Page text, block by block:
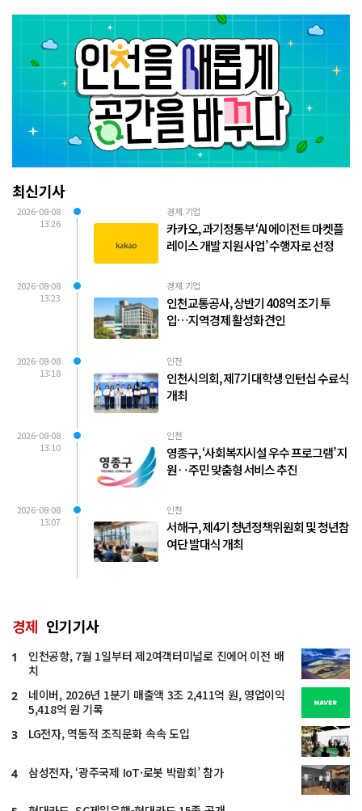
최신기사
2026-08-08
13:26
경제.기업
카카오, 과기정통부 ‘AI 에이전트 마켓플
레이스 개발 지원 사업’ 수행자로 선정
2026-08-08
13:23
경제.기업
인천교통공사, 상반기 408억 조기 투
입…지역경제 활성화 견인
2026-08-08
13:18
인천
인천시의회, 제7기 대학생 인턴십 수료식
개최
2026-08-08
13:10
인천
영종구, ‘사회복지시설 우수 프로그램’ 지
원‥주민 맞춤형 서비스 추진
2026-08-08
13:07
인천
서해구, 제4기 청년정책위원회 및 청년참
여단 발대식 개최
경제 인기기사
1
인천공항, 7월 1일부터 제2여객터미널로 진에어 이전 배
치
2
네이버, 2026년 1분기 매출액 3조 2,411억 원, 영업이익
5,418억 원 기록
3 LG전자, 역동적 조직문화 속속 도입
4 삼성전자, ‘광주국제 IoT·로봇 박람회’ 참가